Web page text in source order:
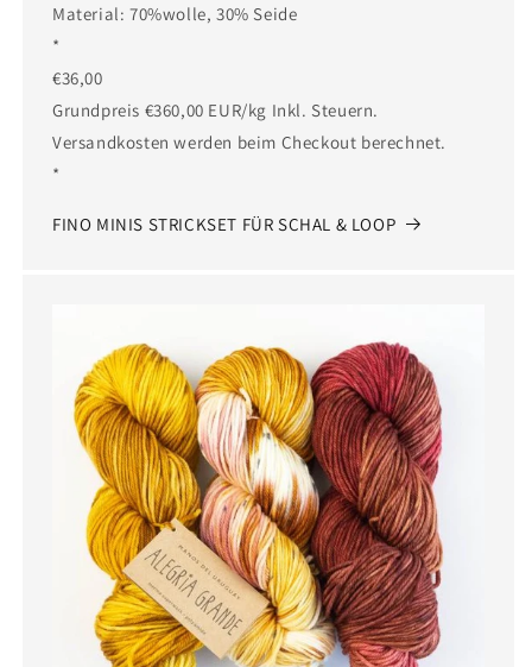
Material: 70%wolle, 30% Seide
*
€36,00
Grundpreis €360,00 EUR/kg Inkl. Steuern.
Versandkosten werden beim Checkout berechnet.
*
FINO MINIS STRICKSET FÜR SCHAL & LOOP